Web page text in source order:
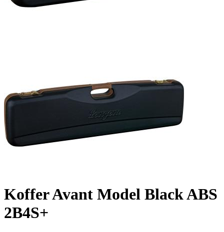
Koffer Avant Model Black ABS
2B4S+